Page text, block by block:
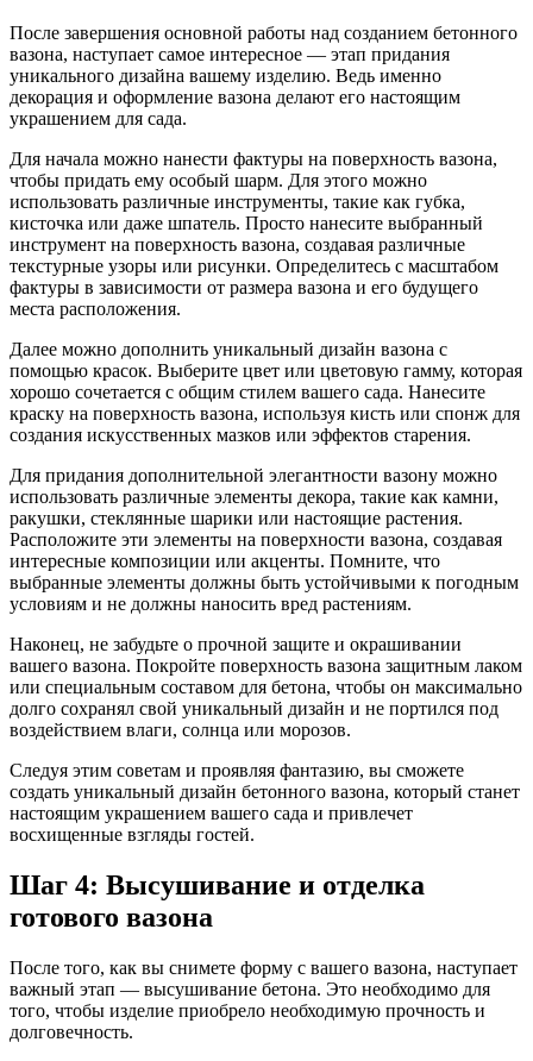
После завершения основной работы над созданием бетонного
вазона, наступает самое интересное — этап придания
уникального дизайна вашему изделию. Ведь именно
декорация и оформление вазона делают его настоящим
украшением для сада.
Для начала можно нанести фактуры на поверхность вазона,
чтобы придать ему особый шарм. Для этого можно
использовать различные инструменты, такие как губка,
кисточка или даже шпатель. Просто нанесите выбранный
инструмент на поверхность вазона, создавая различные
текстурные узоры или рисунки. Определитесь с масштабом
фактуры в зависимости от размера вазона и его будущего
места расположения.
Далее можно дополнить уникальный дизайн вазона с
помощью красок. Выберите цвет или цветовую гамму, которая
хорошо сочетается с общим стилем вашего сада. Нанесите
краску на поверхность вазона, используя кисть или спонж для
создания искусственных мазков или эффектов старения.
Для придания дополнительной элегантности вазону можно
использовать различные элементы декора, такие как камни,
ракушки, стеклянные шарики или настоящие растения.
Расположите эти элементы на поверхности вазона, создавая
интересные композиции или акценты. Помните, что
выбранные элементы должны быть устойчивыми к погодным
условиям и не должны наносить вред растениям.
Наконец, не забудьте о прочной защите и окрашивании
вашего вазона. Покройте поверхность вазона защитным лаком
или специальным составом для бетона, чтобы он максимально
долго сохранял свой уникальный дизайн и не портился под
воздействием влаги, солнца или морозов.
Следуя этим советам и проявляя фантазию, вы сможете
создать уникальный дизайн бетонного вазона, который станет
настоящим украшением вашего сада и привлечет
восхищенные взгляды гостей.
Шаг 4: Высушивание и отделка
готового вазона
После того, как вы снимете форму с вашего вазона, наступает
важный этап — высушивание бетона. Это необходимо для
того, чтобы изделие приобрело необходимую прочность и
долговечность.